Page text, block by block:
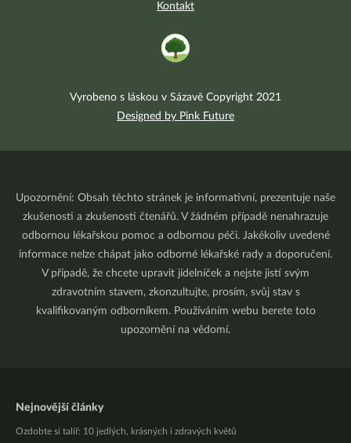
Kontakt
Vyrobeno s láskou v Sázavě Copyright 2021
Designed by Pink Future
Upozornění: Obsah těchto stránek je informativní, prezentuje naše
zkušenosti a zkušenosti čtenářů. V žádném případě nenahrazuje
odbornou lékařskou pomoc a odbornou péči. Jakékoliv uvedené
informace nelze chápat jako odborné lékařské rady a doporučení.
V případě, že chcete upravit jídelníček a nejste jistí svým
zdravotním stavem, zkonzultujte, prosím, svůj stav s
kvalifikovaným odborníkem. Používáním webu berete toto
upozornění na vědomí.
Nejnovější články
Ozdobte si talíř: 10 jedlých, krásných i zdravých květů